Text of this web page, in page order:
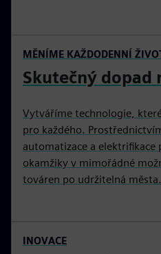
MĚNÍME KAŽDODENNÍ
Skutečný dopad
Vytváříme technologie,
pro každého.
automatizace a
okamžiky v mimořádné
továren po udržitelná města.
INOVACE